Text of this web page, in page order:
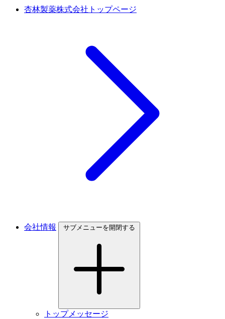
杏林製薬株式会社トップページ
会社情報 サブメニューを開閉する
トップメッセージ